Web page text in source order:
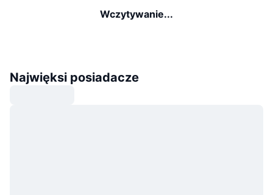
Wczytywanie...
Najwięksi posiadacze